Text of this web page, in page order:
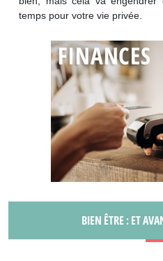
temps pour votre vie privée.
BIEN ÊTRE : ET